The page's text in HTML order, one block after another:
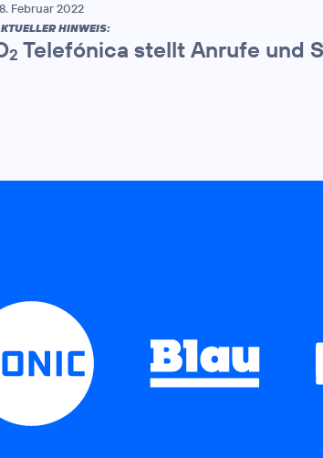
Februar 2022
HINWEIS:
2 Telefónica stellt Anrufe und